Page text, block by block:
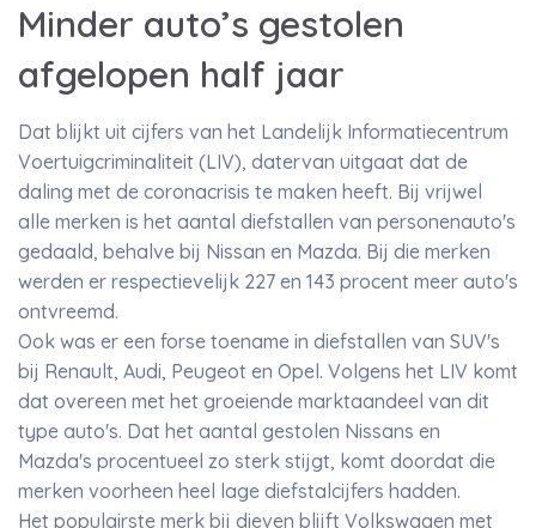
Minder auto’s gestolen
afgelopen half jaar
Dat blijkt uit cijfers van het Landelijk Informatiecentrum
Voertuigcriminaliteit (LIV), datervan uitgaat dat de
daling met de coronacrisis te maken heeft. Bij vrijwel
alle merken is het aantal diefstallen van personenauto's
gedaald, behalve bij Nissan en Mazda. Bij die merken
werden er respectievelijk 227 en 143 procent meer auto's
ontvreemd.
Ook was er een forse toename in diefstallen van SUV's
bij Renault, Audi, Peugeot en Opel. Volgens het LIV komt
dat overeen met het groeiende marktaandeel van dit
type auto's. Dat het aantal gestolen Nissans en
Mazda's procentueel zo sterk stijgt, komt doordat die
merken voorheen heel lage diefstalcijfers hadden.
Het populairste merk bij dieven blijft Volkswagen met